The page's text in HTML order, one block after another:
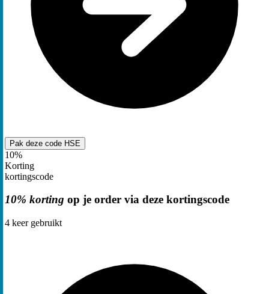
Pak deze code HSE
10%
Korting
kortingscode
10% korting op je order via deze kortingscode
4 keer gebruikt